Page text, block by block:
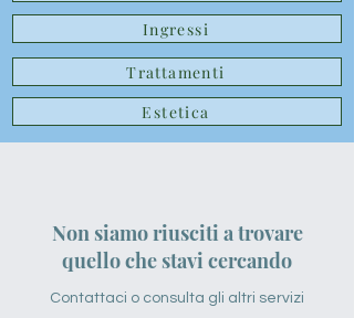
Ingressi
Trattamenti
Estetica
Non siamo riusciti a trovare
quello che stavi cercando
Contattaci o consulta gli altri servizi